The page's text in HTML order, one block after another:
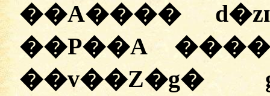
��A����
��P��A
��v��Z�g�